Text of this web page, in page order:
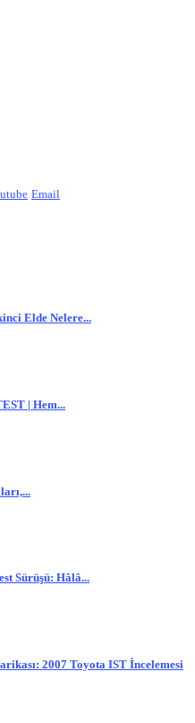
Email
Elde Nelere...
| Hem...
Sürüşü: Hâlâ...
2007 Toyota IST İncelemesi